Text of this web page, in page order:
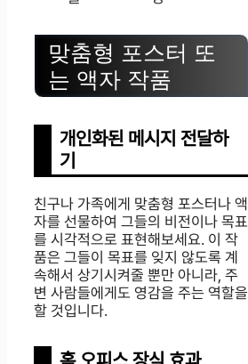
맞춤형 포스터 또
는 액자 작품
개인화된 메시지 전달하
기
친구나 가족에게 맞춤형 포스터나 액
자를 선물하여 그들의 비전이나 목표
를 시각적으로 표현해보세요. 이 작
품은 그들이 목표를 잊지 않도록 계
속해서 상기시켜줄 뿐만 아니라, 주
변 사람들에게도 영감을 주는 역할을
할 것입니다.